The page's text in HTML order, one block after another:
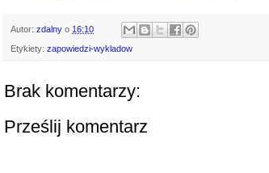
Autor: zdalny o 16:10
Etykiety: zapowiedzi-wykladow
Brak komentarzy:
Prześlij komentarz